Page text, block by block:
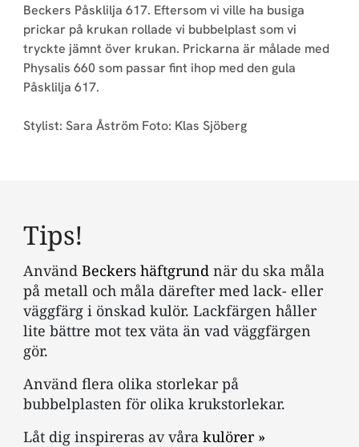
Beckers Påsklilja 617. Eftersom vi ville ha busiga
prickar på krukan rollade vi bubbelplast som vi
tryckte jämnt över krukan. Prickarna är målade med
Physalis 660 som passar fint ihop med den gula
Påsklilja 617.
Stylist: Sara Åström Foto: Klas Sjöberg
Tips!
Använd Beckers häftgrund när du ska måla
på metall och måla därefter med lack- eller
väggfärg i önskad kulör. Lackfärgen håller
lite bättre mot tex väta än vad väggfärgen
gör.
Använd flera olika storlekar på
bubbelplasten för olika krukstorlekar.
Låt dig inspireras av våra kulörer »